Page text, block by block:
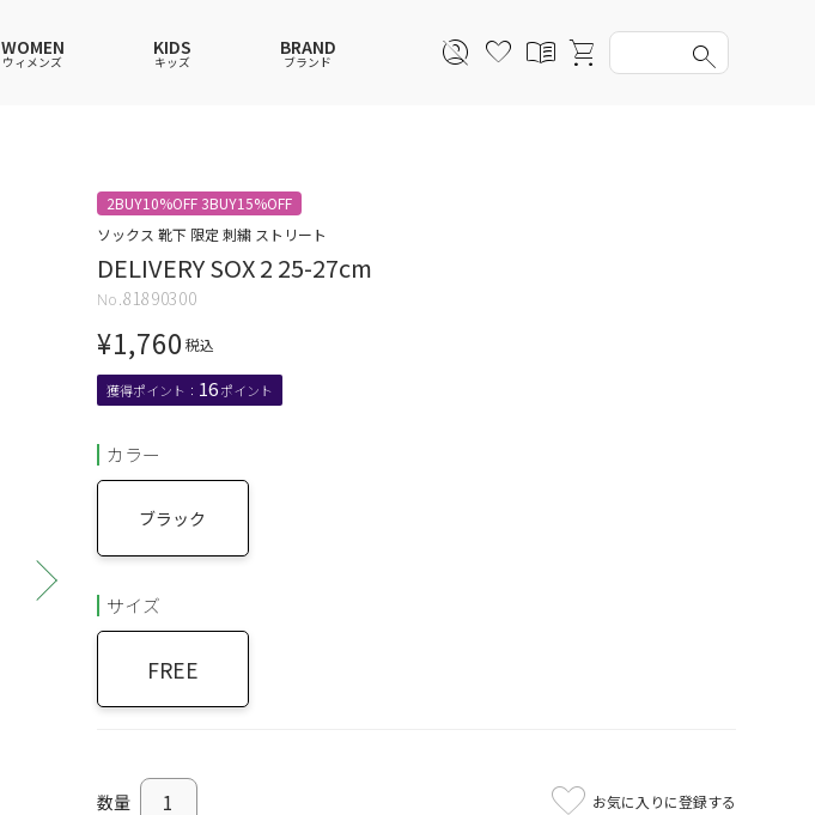
ポロシャツ
ワンピース
ルームウェア
アンダーウェアMEN
ポロシャツ
セットアップ
ソックス
レイングッズ
WOMEN
ウィメンズ
ポロシャツ
ワンピース
ルームウェア
アンダーウェア
KIDS
キッズ
ポロシャツ
ワンピース
ルームウェア
アンダーウェア
BRAND
ブランド
2BUY10%OFF 3BUY15%OFF
ソックス 靴下 限定 刺繍 ストリート
DELIVERY SOX 2 25-27cm
81890300
¥1,760 税込
16
カラー
ブラック
サイズ
FREE
お気に入りに登録する